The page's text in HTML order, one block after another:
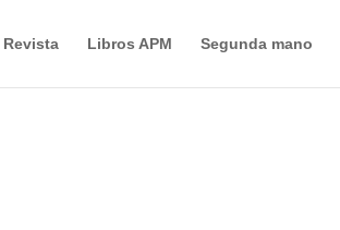
Revista Libros APM Segunda mano
productos